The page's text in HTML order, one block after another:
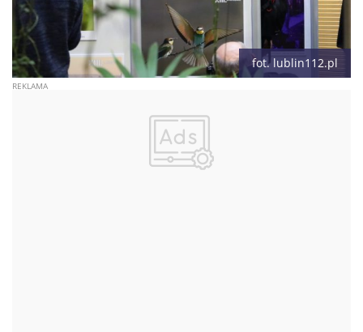
fot. lublin112.pl